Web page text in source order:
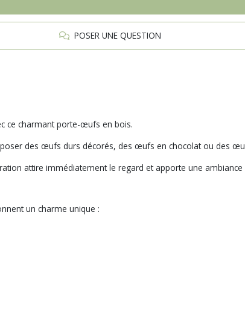
POSER UNE QUESTION
ce charmant porte-œufs en bois.
des œufs durs décorés, des œufs en chocolat ou des
attire immédiatement le regard et apporte une
un charme unique :